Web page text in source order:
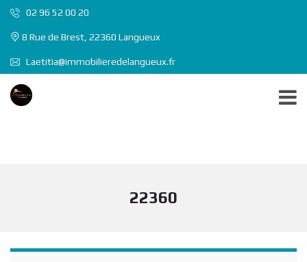
02 96 52 00 20
8 Rue de Brest, 22360 Langueux
Laetitia@immobilieredelangueux.fr
22360